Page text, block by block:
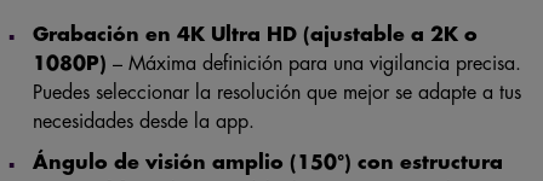
Grabación en 4K Ultra HD (ajustable a 2K o
1080P) – Máxima definición para una vigilancia precisa.
Puedes seleccionar la resolución que mejor se adapte a tus
necesidades desde la app.
Ángulo de visión amplio (150°) con estructura